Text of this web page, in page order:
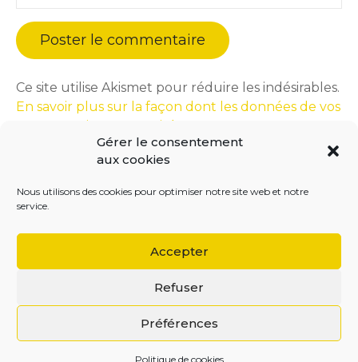
Gérer le consentement
aux cookies
Nous utilisons des cookies pour optimiser notre site web et notre
service.
Accepter
Refuser
Préférences
Politique de cookies
Ce site utilise Akismet pour réduire les indésirables.
En savoir plus sur la façon dont les données de vos
BEGOODINWEB | 2021 ©